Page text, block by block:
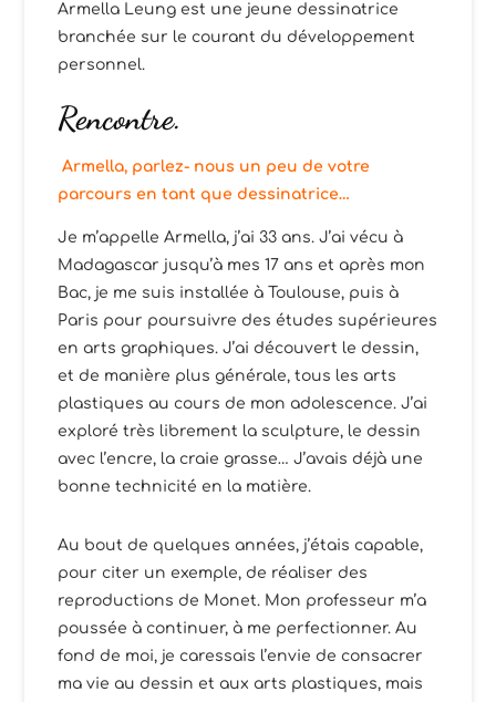
Armella Leung est une jeune dessinatrice
branchée sur le courant du développement
personnel.
Rencontre.
Armella, parlez- nous un peu de votre
parcours en tant que dessinatrice…
Je m’appelle Armella, j’ai 33 ans. J’ai vécu à
Madagascar jusqu’à mes 17 ans et après mon
Bac, je me suis installée à Toulouse, puis à
Paris pour poursuivre des études supérieures
en arts graphiques. J’ai découvert le dessin,
et de manière plus générale, tous les arts
plastiques au cours de mon adolescence. J’ai
exploré très librement la sculpture, le dessin
avec l’encre, la craie grasse… J’avais déjà une
bonne technicité en la matière.
Au bout de quelques années, j’étais capable,
pour citer un exemple, de réaliser des
reproductions de Monet. Mon professeur m’a
poussée à continuer, à me perfectionner. Au
fond de moi, je caressais l’envie de consacrer
ma vie au dessin et aux arts plastiques, mais